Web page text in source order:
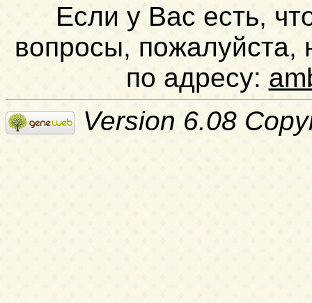
Если у Вас есть,
вопросы, пожалуйста,
по адресу:
Version 6.08